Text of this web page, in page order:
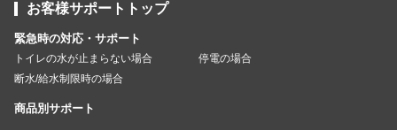
お客様サポートトップ
緊急時の対応・サポート
トイレの水が止まらない場合
停電の場合
断水/給水制限時の場合
商品別サポート